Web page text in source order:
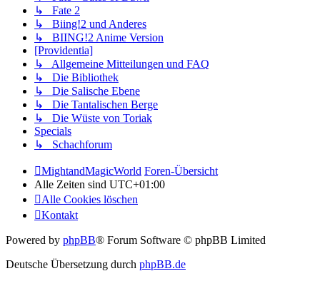
↳ Fate 2
↳ Biing!2 und Anderes
↳ BIING!2 Anime Version
[Providentia]
↳ Allgemeine Mitteilungen und FAQ
↳ Die Bibliothek
↳ Die Salische Ebene
↳ Die Tantalischen Berge
↳ Die Wüste von Toriak
Specials
↳ Schachforum
MightandMagicWorld Foren-Übersicht
Alle Zeiten sind UTC+01:00
Alle Cookies löschen
Kontakt
Powered by phpBB® Forum Software © phpBB Limited
Deutsche Übersetzung durch phpBB.de